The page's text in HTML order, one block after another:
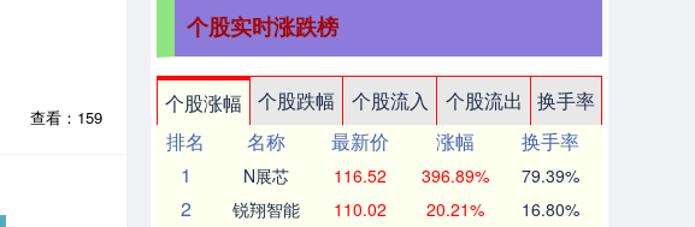
查看：159
个股实时涨跌榜
个股涨幅 个股跌幅 个股流入 个股流出
换手率
排名
名称 最新价 涨幅
换手率
1
N展芯 116.52 396.89% 79.39%
2 锐翔智能 110.02 20.21% 16.80%